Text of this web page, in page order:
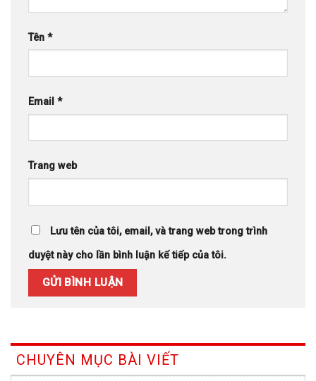
Tên *
Email *
Trang web
Lưu tên của tôi, email, và trang web trong trình
duyệt này cho lần bình luận kế tiếp của tôi.
CHUYÊN MỤC BÀI VIẾT